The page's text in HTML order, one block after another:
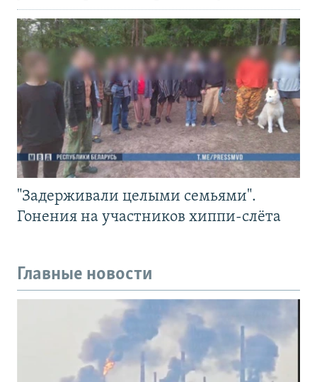
"Задерживали целыми семьями".
Гонения на участников хиппи-слёта
Главные новости